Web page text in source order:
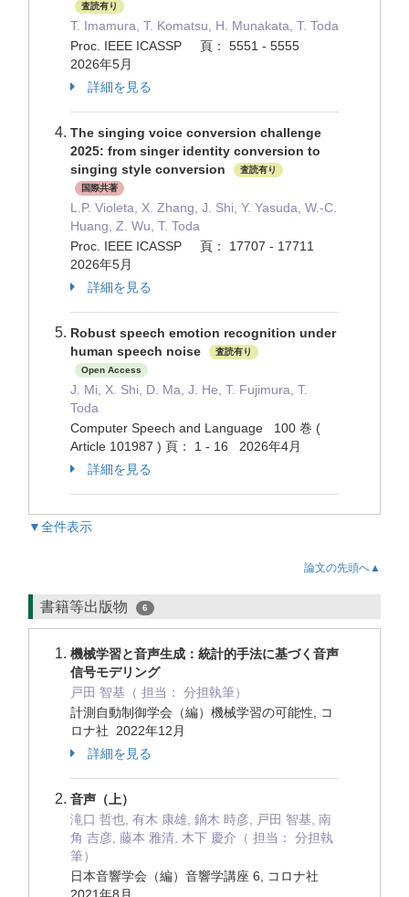
査読有り
T. Imamura, T. Komatsu, H. Munakata, T. Toda
Proc. IEEE ICASSP 頁： 5551 - 5555
2026年5月
詳細を見る
The singing voice conversion challenge
2025: from singer identity conversion to
singing style conversion
査読有り
国際共著
L.P. Violeta, X. Zhang, J. Shi, Y. Yasuda, W.-C.
Huang, Z. Wu, T. Toda
Proc. IEEE ICASSP 頁： 17707 - 17711
2026年5月
詳細を見る
Robust speech emotion recognition under
human speech noise
査読有り
Open Access
J. Mi, X. Shi, D. Ma, J. He, T. Fujimura, T.
Toda
Computer Speech and Language 100 巻 (
Article 101987 ) 頁： 1 - 16 2026年4月
詳細を見る
▼全件表示
論文の先頭へ▲
書籍等出版物 6
機械学習と音声生成：統計的手法に基づく音声
信号モデリング
戸田 智基（ 担当： 分担執筆）
計測自動制御学会（編）機械学習の可能性, コ
ロナ社 2022年12月
詳細を見る
音声（上）
滝口 哲也, 有木 康雄, 鏑木 時彦, 戸田 智基, 南
角 吉彦, 藤本 雅清, 木下 慶介（ 担当： 分担執
筆）
日本音響学会（編）音響学講座 6, コロナ社